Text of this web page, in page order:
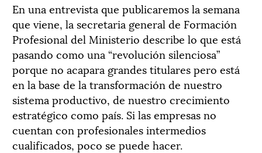
En una entrevista que publicaremos la semana
que viene, la secretaria general de Formación
Profesional del Ministerio describe lo que está
pasando como una “revolución silenciosa”
porque no acapara grandes titulares pero está
en la base de la transformación de nuestro
sistema productivo, de nuestro crecimiento
estratégico como país. Si las empresas no
cuentan con profesionales intermedios
cualificados, poco se puede hacer.